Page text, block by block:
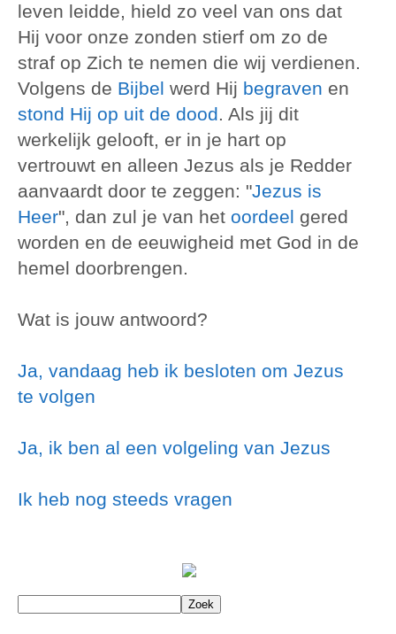
leven leidde, hield zo veel van ons dat
Hij voor onze zonden stierf om zo de
straf op Zich te nemen die wij verdienen.
Volgens de Bijbel werd Hij begraven en
stond Hij op uit de dood. Als jij dit
werkelijk gelooft, er in je hart op
vertrouwt en alleen Jezus als je Redder
aanvaardt door te zeggen: "Jezus is
Heer", dan zul je van het oordeel gered
worden en de eeuwigheid met God in de
hemel doorbrengen.
Wat is jouw antwoord?
Ja, vandaag heb ik besloten om Jezus
te volgen
Ja, ik ben al een volgeling van Jezus
Ik heb nog steeds vragen